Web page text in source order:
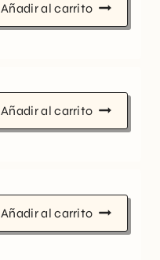
Añadir al carrito
Añadir al carrito
Añadir al carrito